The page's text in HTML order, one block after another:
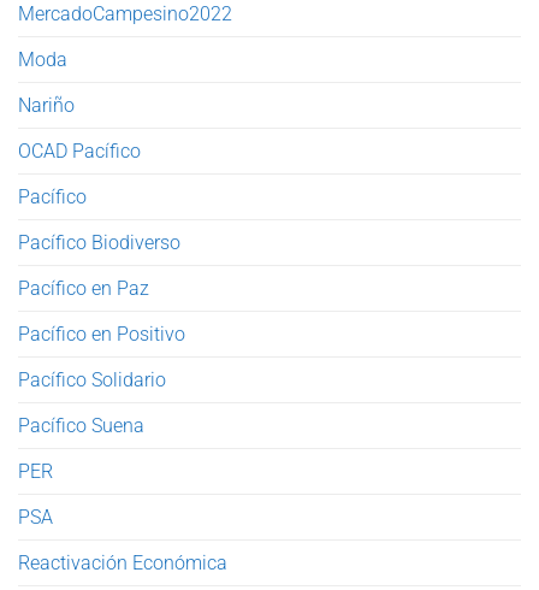
MercadoCampesino2022
Moda
Nariño
OCAD Pacífico
Pacífico
Pacífico Biodiverso
Pacífico en Paz
Pacífico en Positivo
Pacífico Solidario
Pacífico Suena
PER
PSA
Reactivación Económica